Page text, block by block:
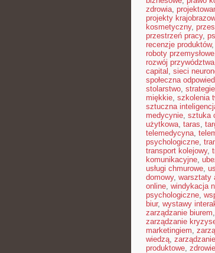
zdrowia,
projekty
kosmetyczny,
przestrzeń pracy,
recenzje produktów,
roboty przemysłowe
rozwój przywództwa
capital , sieci
społeczna
stolarstwo,
miękkie, szkolenia
sztuczna
medycynie, sztuka
użytkowa, taras,
telemedycyna,
psychologiczne,
transport kolejowy,
komunikacyjne,
usługi chmurowe,
domowy, warsztaty
online, windykacja
psychologiczne,
biur, wystawy
zarządzanie biurem,
zarządzanie
marketingiem,
wiedzą,
produktowe,